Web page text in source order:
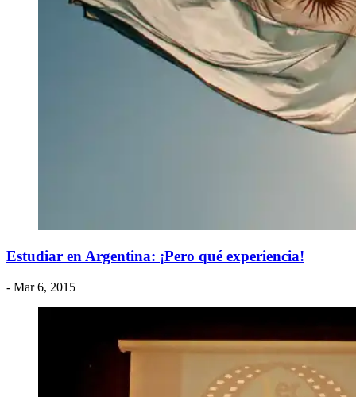
Estudiar en Argentina: ¡Pero qué experiencia!
- Mar 6, 2015